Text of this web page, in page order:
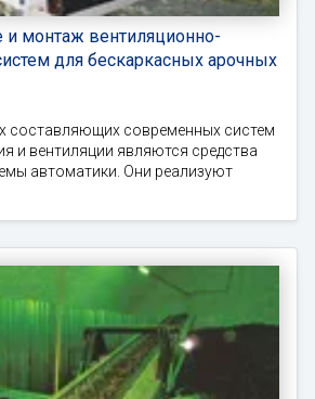
и монтаж вентиляционно-
для бескаркасных арочных
составляющих современных систем
и вентиляции являются средства
автоматики. Они реализуют